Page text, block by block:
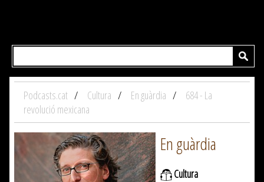
Podcasts.cat Cultura En guàrdia
684 - La
revolució mexicana
En guàrdia
Cultura